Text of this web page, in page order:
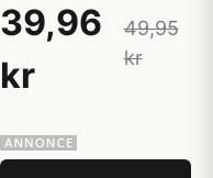
39,96
kr
49,95
kr